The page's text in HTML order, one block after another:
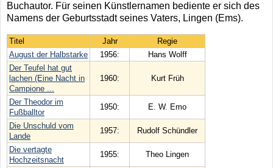
Buchautor. Für seinen Künstlernamen bediente er sich des
Namens der Geburtsstadt seines Vaters, Lingen (Ems).
Titel Jahr
Regie
August der Halbstarke
1956:
Hans Wolff
Der Teufel hat gut
lachen (Eine Nacht in
Campione ...
1960: Kurt Früh
Der Theodor im
Fußballtor
1950: E. W. Emo
Die Unschuld vom
Lande
1957: Rudolf Schündler
Die vertagte
Hochzeitsnacht
1955: Theo Lingen